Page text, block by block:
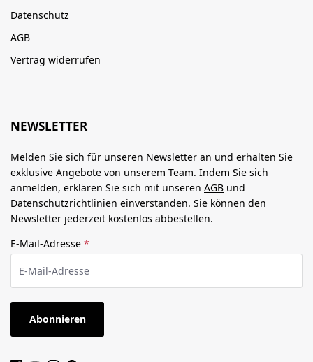
Datenschutz
AGB
Vertrag widerrufen
NEWSLETTER
Melden Sie sich für unseren Newsletter an und erhalten Sie
exklusive Angebote von unserem Team. Indem Sie sich
anmelden, erklären Sie sich mit unseren AGB und
Datenschutzrichtlinien einverstanden. Sie können den
Newsletter jederzeit kostenlos abbestellen.
E-Mail-Adresse *
Abonnieren